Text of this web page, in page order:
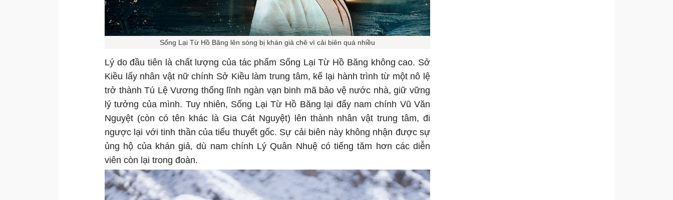
Sống Lại Từ Hồ Băng lên sóng bị khán giả chê vì cải biên quá nhiều
Lý do đầu tiên là chất lượng của tác phẩm Sống Lại Từ Hồ Băng không cao. Sở
Kiều lấy nhân vật nữ chính Sở Kiều làm trung tâm, kể lại hành trình từ một nô lệ
trở thành Tú Lệ Vương thống lĩnh ngàn vạn binh mã bảo vệ nước nhà, giữ vững
lý tưởng của mình. Tuy nhiên, Sống Lại Từ Hồ Băng lại đẩy nam chính Vũ Văn
Nguyệt (còn có tên khác là Gia Cát Nguyệt) lên thành nhân vật trung tâm, đi
ngược lại với tinh thần của tiểu thuyết gốc. Sự cải biên này không nhận được sự
ủng hộ của khán giả, dù nam chính Lý Quân Nhuệ có tiếng tăm hơn các diễn
viên còn lại trong đoàn.